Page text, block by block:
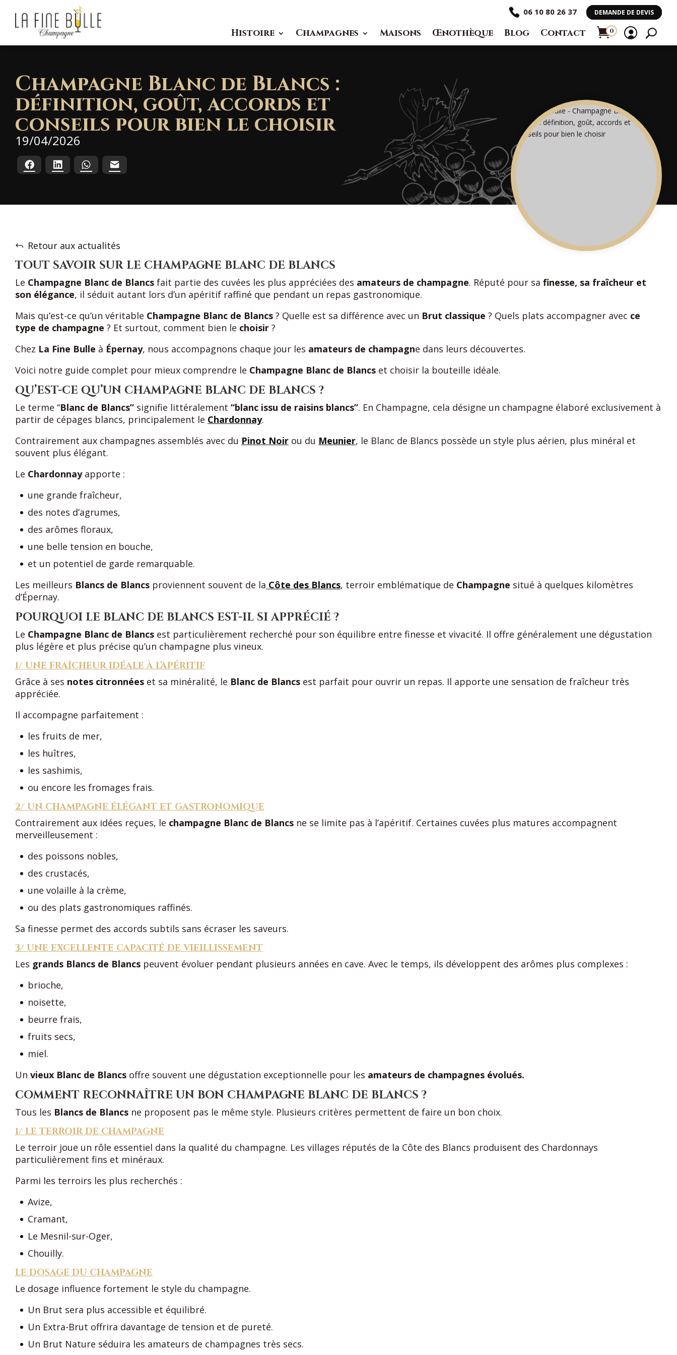
06 10 80 26 37 DEMANDE DE DEVIS
Histoire Champagnes Maisons Œnothèque Blog Contact
0
Ar
Champagne Blanc de Blancs :
définition, goût, accords et
conseils pour bien le choisir
19/04/2026
FacebookLinkedIn WhatsApp
Retour aux actualités
TOUT SAVOIR SUR LE CHAMPAGNE BLANC DE BLANCS
Le Champagne Blanc de Blancs fait partie des cuvées les plus appréciées des amateurs de champagne. Réputé pour sa finesse, sa fraîcheur et
son élégance, il séduit autant lors d’un apéritif raffiné que pendant un repas gastronomique.
Mais qu’est-ce qu’un véritable Champagne Blanc de Blancs ? Quelle est sa différence avec un Brut classique ? Quels plats accompagner avec ce
type de champagne ? Et surtout, comment bien le choisir ?
Chez La Fine Bulle à Épernay, nous accompagnons chaque jour les amateurs de champagne dans leurs découvertes.
Voici notre guide complet pour mieux comprendre le Champagne Blanc de Blancs et choisir la bouteille idéale.
QU’EST-CE QU’UN CHAMPAGNE BLANC DE BLANCS ?
Le terme “Blanc de Blancs” signifie littéralement “blanc issu de raisins blancs”. En Champagne, cela désigne un champagne élaboré exclusivement à
partir de cépages blancs, principalement le Chardonnay.
Contrairement aux champagnes assemblés avec du Pinot Noir ou du Meunier, le Blanc de Blancs possède un style plus aérien, plus minéral et
souvent plus élégant.
Le Chardonnayapporte :
une grande fraîcheur,
des notes d’agrumes,
des arômes floraux,
une belle tension en bouche,
et un potentiel de garde remarquable.
Les meilleurs Blancs de Blancs proviennent souvent de la Côte des Blancs, terroir emblématique de Champagne situé à quelques kilomètres
d’Épernay.
POURQUOI LE BLANC DE BLANCS EST-IL SI APPRÉCIÉ ?
Le Champagne Blanc de Blancs est particulièrement recherché pour son équilibre entre finesse et vivacité. Il offre généralement une dégustation
plus légère et plus précise qu’un champagne plus vineux.
1/ UNE FRAÎCHEUR IDÉALE À L’APÉRITIF
Grâce à ses notes citronnées et sa minéralité, le Blanc de Blancs est parfait pour ouvrir un repas. Il apporte une sensation de fraîcheur très
appréciée.
Il accompagne parfaitement :
les fruits de mer,
les huîtres,
les sashimis,
ou encore les fromages frais.
2/ UN CHAMPAGNE ÉLÉGANT ET GASTRONOMIQUE
Contrairement aux idées reçues, le champagne Blanc de Blancs ne se limite pas à l’apéritif. Certaines cuvées plus matures accompagnent
merveilleusement :
des poissons nobles,
des crustacés,
une volaille à la crème,
ou des plats gastronomiques raffinés.
Sa finesse permet des accords subtils sans écraser les saveurs.
3/ UNE EXCELLENTE CAPACITÉ DE VIEILLISSEMENT
Les grands Blancs de Blancs peuvent évoluer pendant plusieurs années en cave. Avec le temps, ils développent des arômes plus complexes :
brioche,
noisette,
beurre frais,
fruits secs,
miel.
Un vieux Blanc de Blancs offre souvent une dégustation exceptionnelle pour les amateurs de champagnes évolués.
COMMENT RECONNAÎTRE UN BON CHAMPAGNE BLANC DE BLANCS ?
Tous les Blancs de Blancs ne proposent pas le même style. Plusieurs critères permettent de faire un bon choix.
1/ LE TERROIR DE CHAMPAGNE
Le terroir joue un rôle essentiel dans la qualité du champagne. Les villages réputés de la Côte des Blancs produisent des Chardonnays
particulièrement fins et minéraux.
Parmi les terroirs les plus recherchés :
Avize,
Cramant,
Le Mesnil-sur-Oger,
Chouilly.
LE DOSAGE DU CHAMPAGNE
Le dosage influence fortement le style du champagne.
Un Brut sera plus accessible et équilibré.
Un Extra-Brut offrira davantage de tension et de pureté.
Un Brut Nature séduira les amateurs de champagnes très secs.